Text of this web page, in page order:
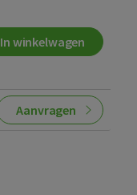
In winkelwagen
Aanvragen